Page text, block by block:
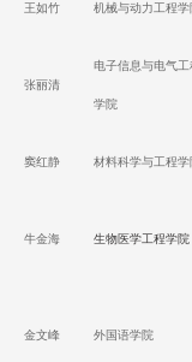
王如竹 机械与动力工程学
张丽清
电子信息与电气工
学院
窦红静 材料科学与工程学
牛金海 生物医学工程学院
金文峰 外国语学院